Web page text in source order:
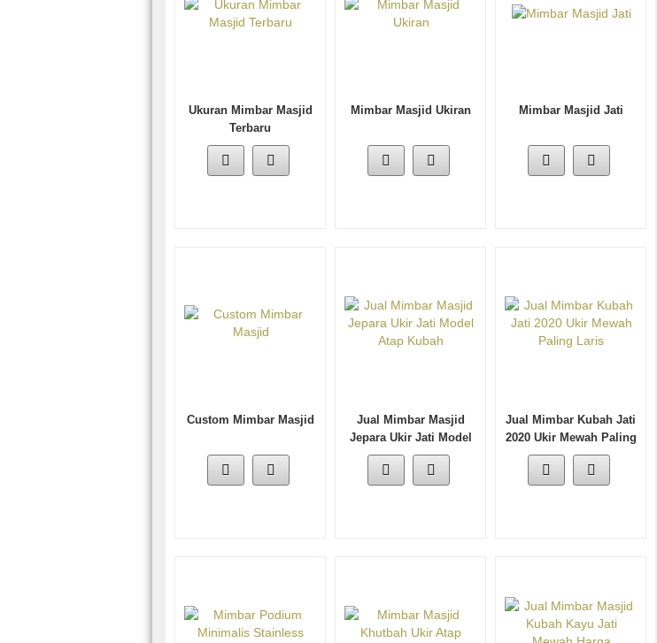
Ukuran Mimbar Masjid
Terbaru
Mimbar Masjid Ukiran Mimbar Masjid Jati
Custom Mimbar Masjid
Jual Mimbar Masjid
Jepara Ukir Jati Model
Atap Kubah
Jual Mimbar Kubah Jati
2020 Ukir Mewah Paling
Laris